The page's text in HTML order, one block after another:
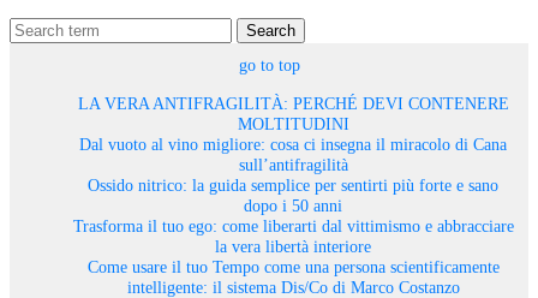
Search
go to top
LA VERA ANTIFRAGILITÀ: PERCHÉ DEVI CONTENERE
MOLTITUDINI
Dal vuoto al vino migliore: cosa ci insegna il miracolo di Cana
sull’antifragilità
Ossido nitrico: la guida semplice per sentirti più forte e sano
dopo i 50 anni
Trasforma il tuo ego: come liberarti dal vittimismo e abbracciare
la vera libertà interiore
Come usare il tuo Tempo come una persona scientificamente
intelligente: il sistema Dis/Co di Marco Costanzo